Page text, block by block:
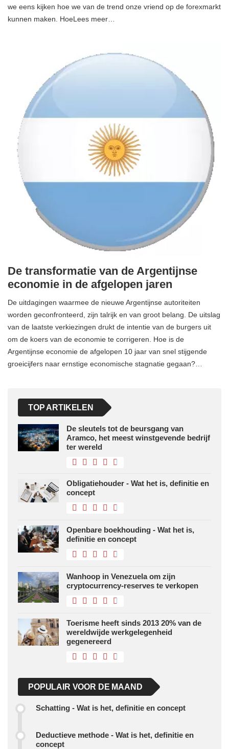
we eens kijken hoe we van de trend onze vriend op de forexmarkt
kunnen maken. HoeLees meer…
De transformatie van de Argentijnse
economie in de afgelopen jaren
De uitdagingen waarmee de nieuwe Argentijnse autoriteiten
worden geconfronteerd, zijn talrijk en van groot belang. De uitslag
van de laatste verkiezingen drukt de intentie van de burgers uit
om de koers van de economie te corrigeren. Hoe is de
Argentijnse economie de afgelopen 10 jaar van snel stijgende
groeicijfers naar ernstige economische stagnatie gegaan?…
TOP ARTIKELEN
De sleutels tot de beursgang van
Aramco, het meest winstgevende bedrijf
ter wereld
Obligatiehouder - Wat het is, definitie en
concept
Openbare boekhouding - Wat het is,
definitie en concept
Wanhoop in Venezuela om zijn
cryptocurrency-reserves te verkopen
Toerisme heeft sinds 2013 20% van de
wereldwijde werkgelegenheid
gegenereerd
POPULAIR VOOR DE MAAND
Schatting - Wat is het, definitie en concept
Deductieve methode - Wat is het, definitie en
concept